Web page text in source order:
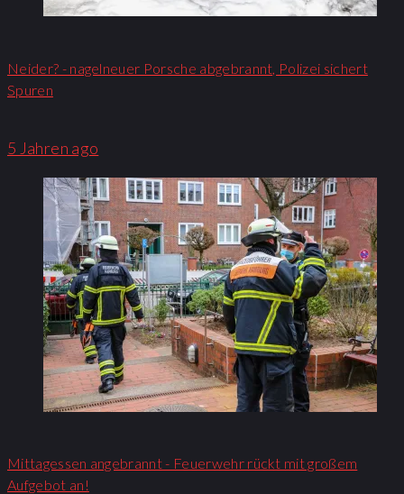
Neider? - nagelneuer Porsche abgebrannt, Polizei sichert
Spuren
5 Jahren ago
Mittagessen angebrannt - Feuerwehr rückt mit großem
Aufgebot an!​